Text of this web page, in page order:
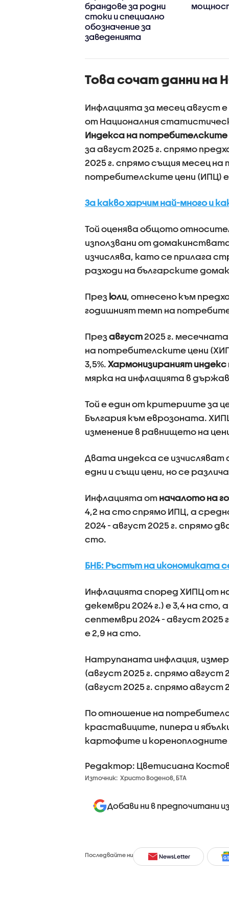
брандове за родни
стоки и специално
обозначение за
заведенията
Това сочат данни на
Инфлацията за месец август
от Националния
Индекса на потребителските
за август 2025 г. спрямо
2025 г. спрямо същия месец
потребителските цени (ИПЦ)
За какво харчим най-много и
Той оценява общото
използвани от
изчислява, като се прилага
разходи на българските
През юли, отнесено към
годишният темп на
Презавгуст2025 г.
на потребителските цени
3,5%. Хармонизираният индекс
мярка на инфлацията в
Той е един от критериите за
България към еврозоната.
изменение в равнището на
Двата индекса се изчисляват
едни и същи цени, но се
Инфлацията от началото на
4,2 на сто спрямо ИПЦ, а
2024 - август 2025 г. спрямо
сто.
БНБ: Ръстът на икономиката
Инфлацията според ХИПЦ от
декември 2024 г.) е 3,4 на
септември 2024 - август 2025
е 2,9 на сто.
Натрупаната инфлация,
(август 2025 г. спрямо август
(август 2025 г. спрямо август
По отношение на
краставиците, пипера и
картофите и кореноплодните
Редактор: Цветисиана
Източник: Христо Воденов, БТА
Добави ни в предпочитани
Последвайте ни NewsLetter